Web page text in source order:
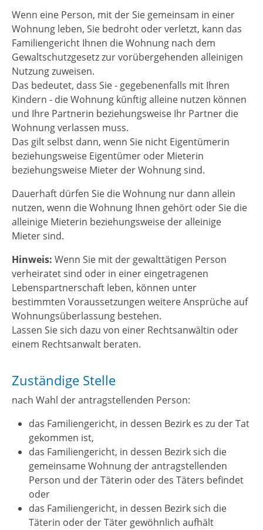
Wenn eine Person, mit der Sie gemeinsam in einer
Wohnung leben, Sie bedroht oder verletzt, kann das
Familiengericht Ihnen die Wohnung nach dem
Gewaltschutzgesetz zur vorübergehenden alleinigen
Nutzung zuweisen.
Das bedeutet, dass Sie - gegebenenfalls mit Ihren
Kindern - die Wohnung künftig alleine nutzen können
und Ihre Partnerin beziehungsweise Ihr Partner die
Wohnung verlassen muss.
Das gilt selbst dann, wenn Sie nicht Eigentümerin
beziehungsweise Eigentümer oder Mieterin
beziehungsweise Mieter der Wohnung sind.
Dauerhaft dürfen Sie die Wohnung nur dann allein
nutzen, wenn die Wohnung Ihnen gehört oder Sie die
alleinige Mieterin beziehungsweise der alleinige
Mieter sind.
Hinweis: Wenn Sie mit der gewalttätigen Person
verheiratet sind oder in einer eingetragenen
Lebenspartnerschaft leben, können unter
bestimmten Voraussetzungen weitere Ansprüche auf
Wohnungsüberlassung bestehen.
Lassen Sie sich dazu von einer Rechtsanwältin oder
einem Rechtsanwalt beraten.
Zuständige Stelle
nach Wahl der antragstellenden Person:
das Familiengericht, in dessen Bezirk es zu der Tat
gekommen ist,
das Familiengericht, in dessen Bezirk sich die
gemeinsame Wohnung der antragstellenden
Person und der Täterin oder des Täters befindet
oder
das Familiengericht, in dessen Bezirk sich die
Täterin oder der Täter gewöhnlich aufhält